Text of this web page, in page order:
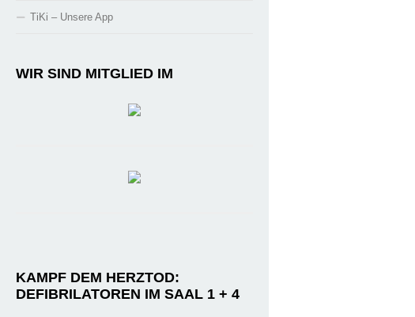
TiKi – Unsere App
WIR SIND MITGLIED IM
KAMPF DEM HERZTOD:
DEFIBRILATOREN IM SAAL 1 + 4